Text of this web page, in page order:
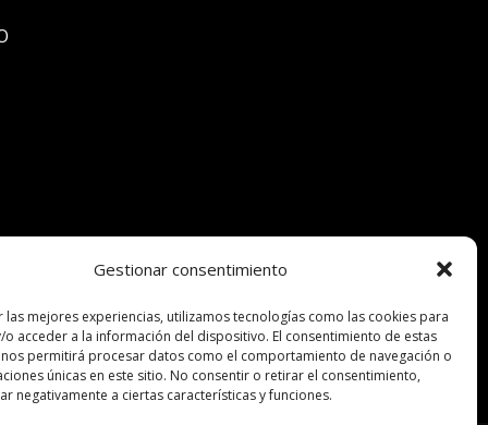
Gestionar consentimiento
las mejores experiencias, utilizamos tecnologías como las cookies para
o acceder a la información del dispositivo. El consentimiento de estas
permitirá procesar datos como el comportamiento de navegación o
únicas en este sitio. No consentir o retirar el consentimiento,
negativamente a ciertas características y funciones.